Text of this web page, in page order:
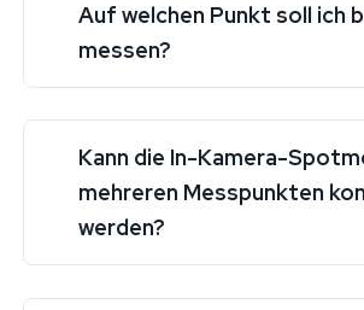
Auf welchen Punkt soll ich
messen?
Kann die In-Kamera-
mehreren Messpunkten
werden?